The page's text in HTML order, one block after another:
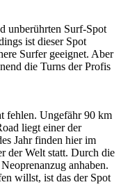
unberührten Surf-Spot
ist dieser Spot
Surfer geeignet. Aber
die Turns der Profis
fehlen. Ungefähr 90 km
liegt einer der
Jahr finden hier im
der Welt statt. Durch die
anhaben.
willst, ist das der Spot